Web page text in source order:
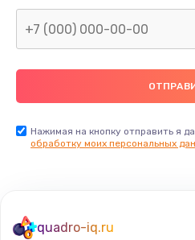
Нажимая на кнопку отправить я
обработку моих персональных
quadro-iq.ru